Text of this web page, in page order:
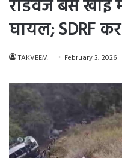
रोडवेज बस खाई
घायल; SDRF
TAKVEEM February 3, 2026